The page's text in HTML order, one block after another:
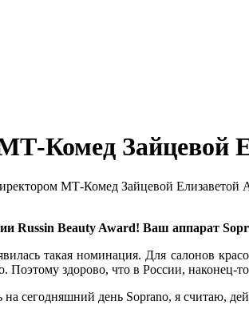
Комед Зайцевой
МТ-Комед Зайцевой Елизаветой
Russin Beauty Award! Ваш аппарат
такая номинация. Для салонов
здорово, что в России, наконец-
сегодняшний день Soprano, я считаю,